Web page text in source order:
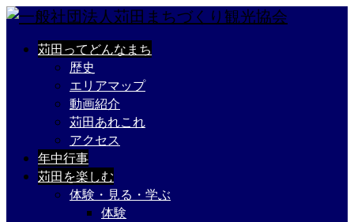
苅田ってどんなまち
歴史
エリアマップ
動画紹介
苅田あれこれ
アクセス
年中行事
苅田を楽しむ
体験・見る・学ぶ
体験